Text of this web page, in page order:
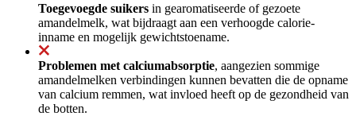
Toegevoegde suikers in gearomatiseerde of gezoete
amandelmelk, wat bijdraagt aan een verhoogde calorie-
inname en mogelijk gewichtstoename.
Problemen met calciumabsorptie, aangezien sommige
amandelmelken verbindingen kunnen bevatten die de opname
van calcium remmen, wat invloed heeft op de gezondheid van
de botten.